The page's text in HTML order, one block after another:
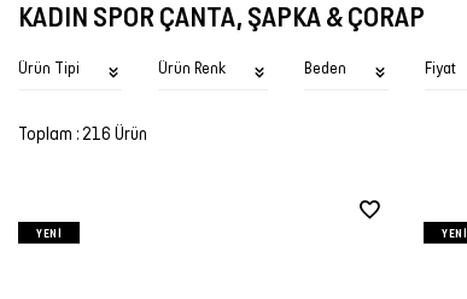
KADIN SPOR ÇANTA, ŞAPKA & ÇORAP
Ürün Tipi Ürün Renk Beden Fiyat
Toplam : 216 Ürün
YENI YENI